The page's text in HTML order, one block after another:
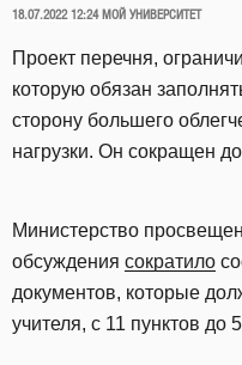
ОПУБЛИКОВАНО
18.07.2022 12:24 МОЙ УНИВЕРСИТЕТ
Проект перечня,
которую обязан
сторону большего
нагрузки. Он сокращен
Министерство
обсуждения сократило
документов, которые
учителя, с 11 пунктов до